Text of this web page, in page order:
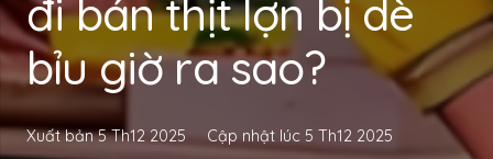
đi bán thịt lợn bị dè
bỉu giờ ra sao?
Xuất bản5 Th12 2025 Cập nhật lúc 5 Th12 2025